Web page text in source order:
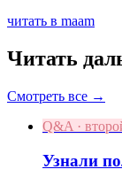
читать в maam
Читать
Смотреть все →
Q&A ·
Узнали